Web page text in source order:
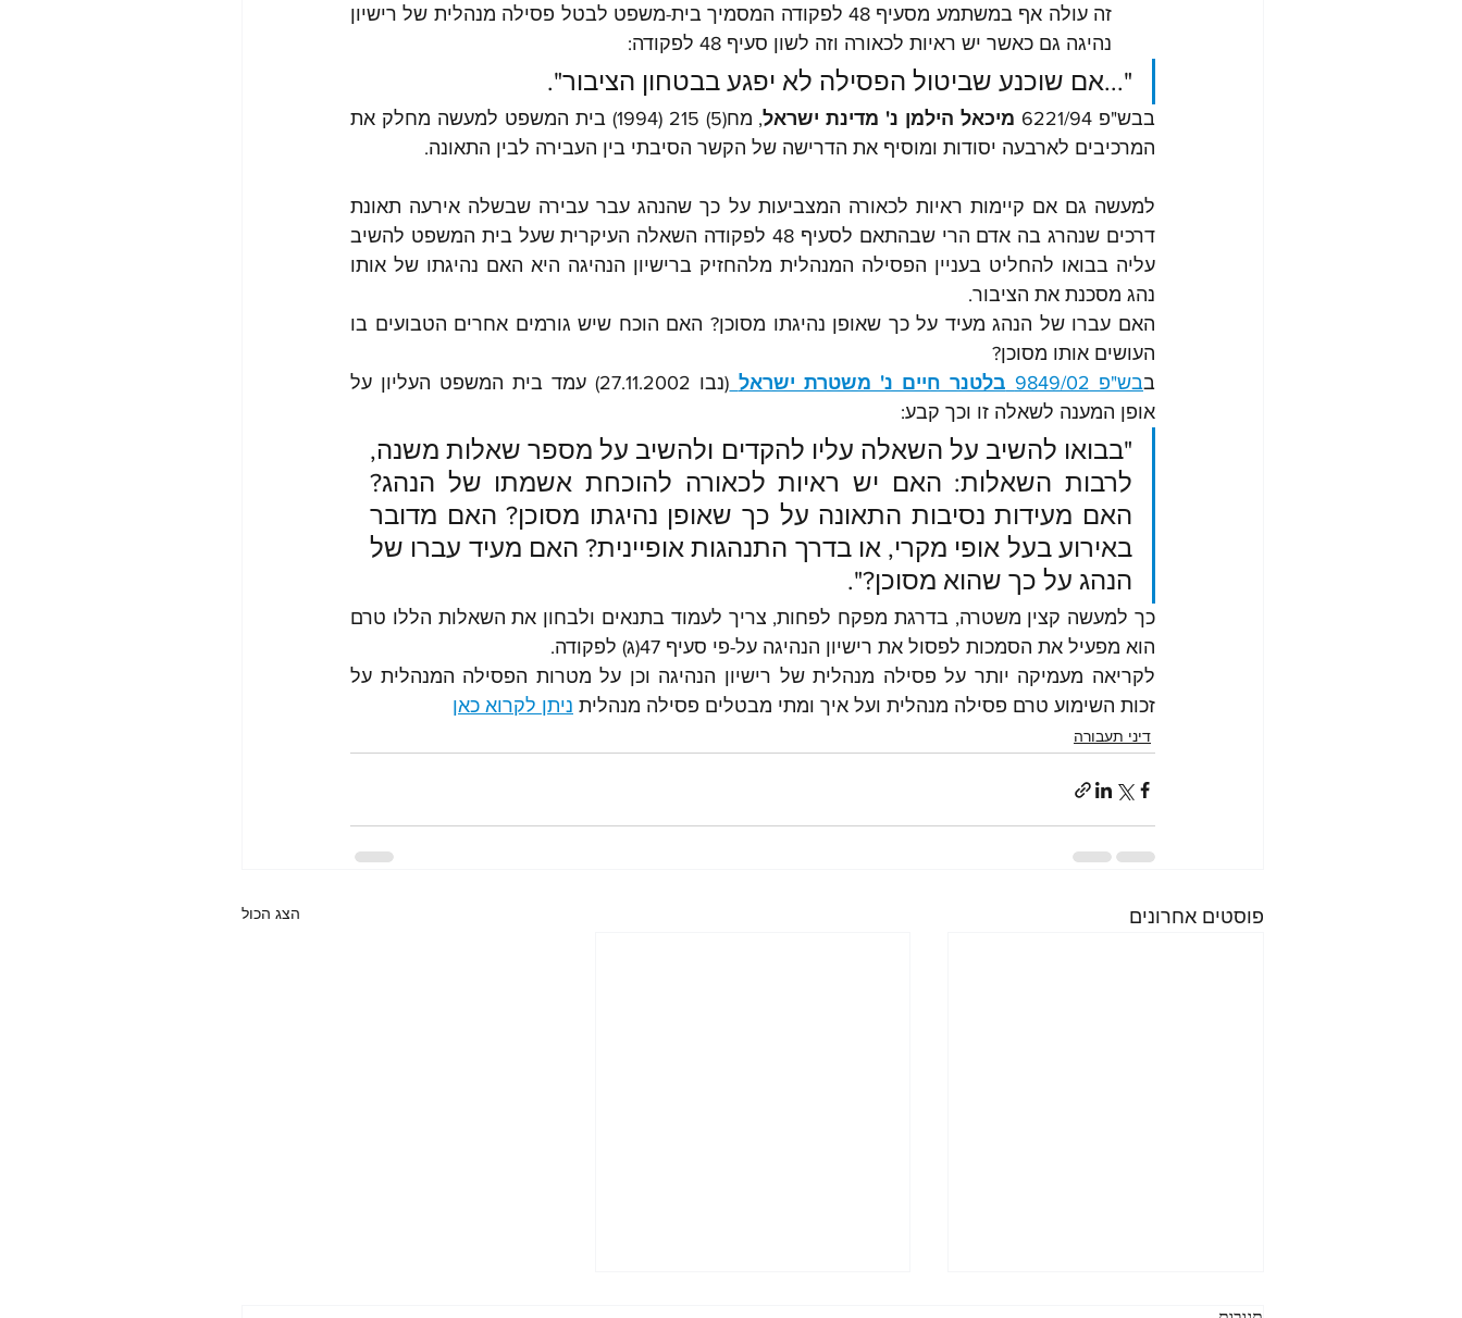
נהיגה גם כאשר יש ראיות לכאורה וזה לשון סעיף 48 לפקודה:
"...אם שוכנע שביטול הפסילה לא יפגע בבטחון הציבור".
בבש"פ 6221/94 מיכאל הילמן נ' מדינת ישראל
המרכיבים לארבעה יסודות ומוסיף את הדרישה של הקשר הסיבתי בין העבירה לבין התאונה.
נהג מסכנת את הציבור.
העושים אותו מסוכן?
בבש"פ 9849/02 בלטנר חיים נ' משטרת ישראל
אופן המענה לשאלה זו וכך קבע:
הנהג על כך שהוא מסוכן?".
הוא מפעיל את הסמכות לפסול את רישיון הנהיגה על-פי סעיף 47(ג) לפקודה.
זכות השימוע טרם פסילה מנהלית ועל איך ומתי מבטלים פסילה מנהלית ניתן לקרוא כאן
דיני תעבורה
פוסטים אחרונים הצג הכול